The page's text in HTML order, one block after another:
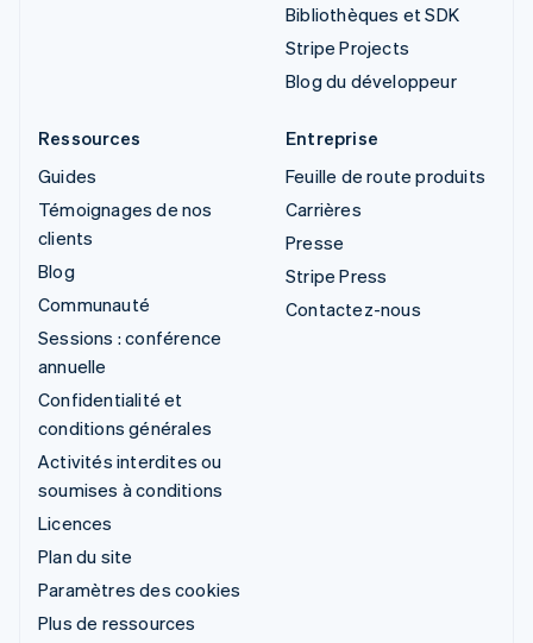
Bibliothèques et SDK
Stripe Projects
Blog du développeur
Ressources
Guides
Témoignages de nos
clients
Blog
Communauté
Sessions : conférence
annuelle
Confidentialité et
conditions générales
Activités interdites ou
soumises à conditions
Licences
Plan du site
Paramètres des cookies
Plus de ressources
Entreprise
Feuille de route produits
Carrières
Presse
Stripe Press
Contactez-nous